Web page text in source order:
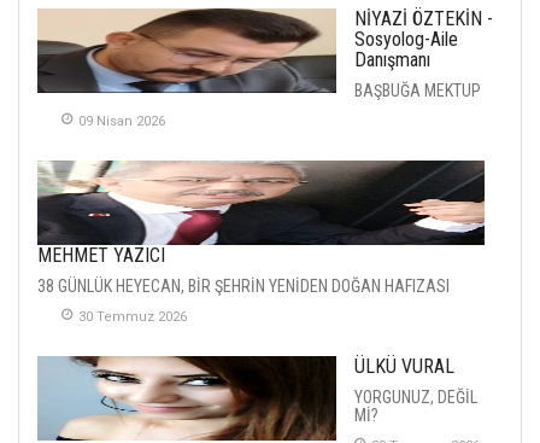
NİYAZİ ÖZTEKİN -
Sosyolog-Aile
Danışmanı
BAŞBUĞA MEKTUP
09 Nisan 2026
MEHMET YAZICI
38 GÜNLÜK HEYECAN, BİR ŞEHRİN YENİDEN DOĞAN HAFIZASI
30 Temmuz 2026
ÜLKÜ VURAL
YORGUNUZ, DEĞİL
Mİ?